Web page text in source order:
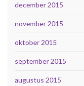
december 2015
november 2015
oktober 2015
september 2015
augustus 2015